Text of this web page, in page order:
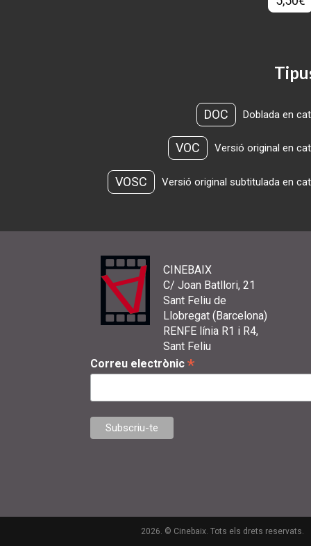
DOC Doblada en
VOC Versió original en
VOSC Versió original subtitulada en
CINEBAIX
C/ Joan Batllori, 21
Sant Feliu de
Llobregat (Barcelona)
RENFE línia R1 i R4,
Sant Feliu
Correu electrònic *
2026. © Cinebaix. Tots els drets reservats.